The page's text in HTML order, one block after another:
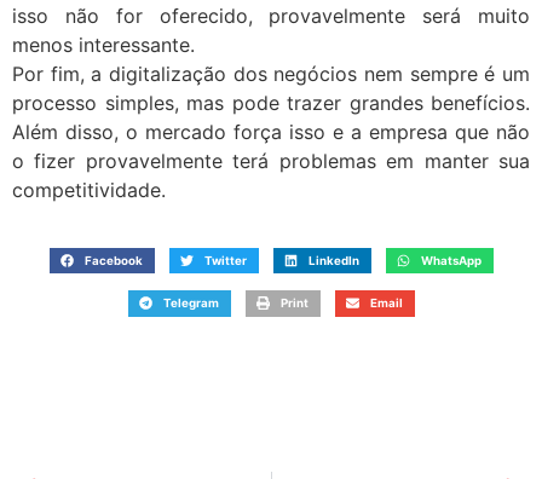
isso não for oferecido, provavelmente será muito
menos interessante.
Por fim, a digitalização dos negócios nem sempre é um
processo simples, mas pode trazer grandes benefícios.
Além disso, o mercado força isso e a empresa que não
o fizer provavelmente terá problemas em manter sua
competitividade.
Facebook Twitter LinkedIn WhatsApp
Telegram Print Email